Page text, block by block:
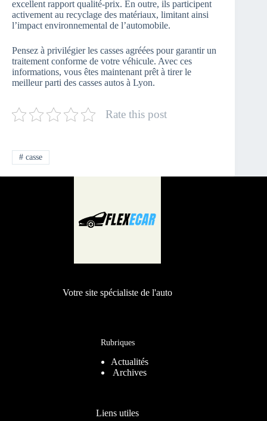
excellent rapport qualité-prix. En outre, ils participent
activement au recyclage des matériaux, limitant ainsi
l’impact environnemental de l’automobile.
Pensez à privilégier les casses agréées pour garantir un
traitement conforme de votre véhicule. Avec ces
informations, vous êtes maintenant prêt à tirer le
meilleur parti des casses autos à Lyon.
Rate this post
#casse
Votre site spécialiste de l'auto
Rubriques
Actualités
Archives
Liens utiles